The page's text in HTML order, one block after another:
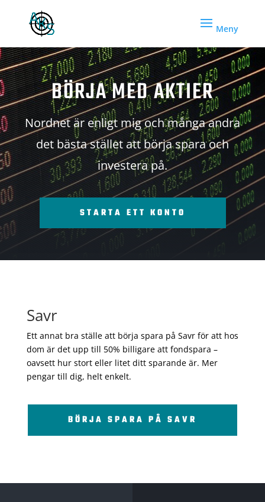
BÖRJA MED AKTIER
Nordnet är enligt mig och många andra
det bästa stället att börja spara och
investera på.
STARTA ETT KONTO
Savr
Ett annat bra ställe att börja spara på Savr för att hos
dom är det upp till 50% billigare att fondspara –
oavsett hur stort eller litet ditt sparande är. Mer
pengar till dig, helt enkelt.
BÖRJA SPARA PÅ SAVR